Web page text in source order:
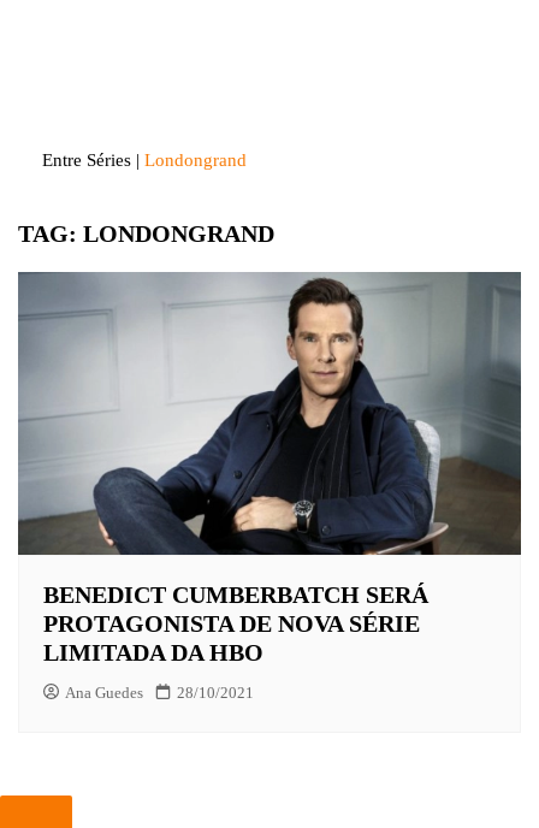
Entre Séries | Londongrand
TAG: LONDONGRAND
BENEDICT CUMBERBATCH SERÁ
PROTAGONISTA DE NOVA SÉRIE
LIMITADA DA HBO
Ana Guedes 28/10/2021